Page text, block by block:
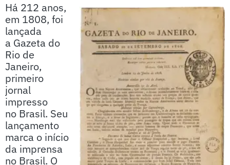
Há 212 anos,
em 1808, foi
lançada
a Gazeta do
Rio de
Janeiro,
primeiro
jornal
impresso
no Brasil. Seu
lançamento
marca o início
da imprensa
no Brasil. O